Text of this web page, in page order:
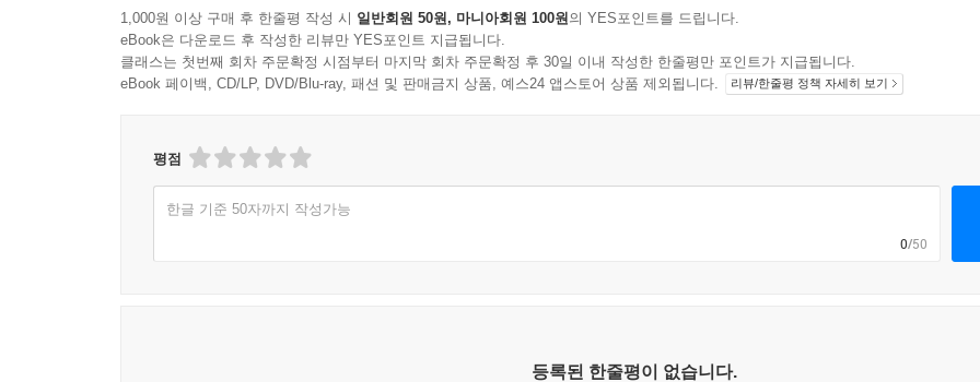
1,000원 이상 구매 후 한줄평 작성 시 일반회원 50원, 마니아회원 100원의 YES포인트를 드립니다.
eBook은 다운로드 후 작성한 리뷰만 YES포인트 지급됩니다.
클래스는 첫번째 회차 주문확정 시점부터 마지막 회차 주문확정 후 30일 이내 작성한 한줄평만 포인트가 지급됩니다.
eBook 페이백, CD/LP, DVD/Blu-ray, 패션 및 판매금지 상품, 예스24 앱스토어 상품 제외됩니다.
리뷰/한줄평 정책 자세히 보기
평점
한글 기준 50자까지 작성가능
0/50
등록된 한줄평이 없습니다.